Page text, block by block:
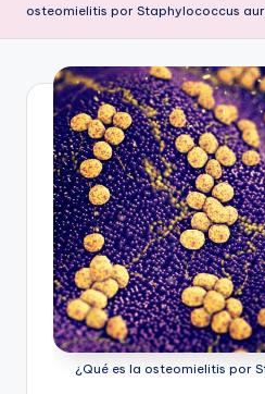
osteomielitis por Staphylococcus
¿Qué es la osteomielitis por